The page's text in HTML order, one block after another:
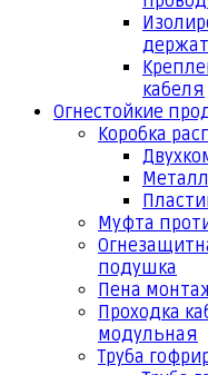
кабеля
Огнестойкие
Коробка
Муфта
подушка
Пена
Проходка
модульная
Труба